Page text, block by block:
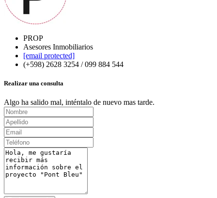
PROP
Asesores Inmobiliarios
[email protected]
(+598) 2628 3254 / 099 884 544
Realizar una consulta
Algo ha salido mal, inténtalo de nuevo mas tarde.